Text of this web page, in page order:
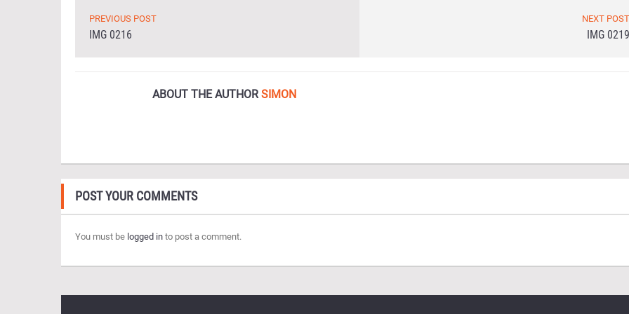
PREVIOUS POST
IMG 0216
NEXT POST
IMG 0219
ABOUT THE AUTHORSIMON
POST YOUR COMMENTS
You must be logged in to post a comment.